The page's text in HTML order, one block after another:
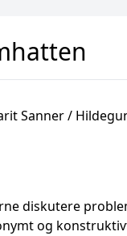
Sanner /
diskutere
og